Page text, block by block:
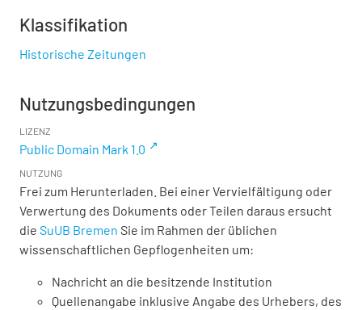
Klassifikation
Historische Zeitungen
Nutzungsbedingungen
LIZENZ
Public Domain Mark 1.0
NUTZUNG
Frei zum Herunterladen. Bei einer Vervielfältigung oder
Verwertung des Dokuments oder Teilen daraus ersucht
die SuUB Bremen Sie im Rahmen der üblichen
wissenschaftlichen Gepflogenheiten um:
Nachricht an die besitzende Institution
Quellenangabe inklusive Angabe des Urhebers, des